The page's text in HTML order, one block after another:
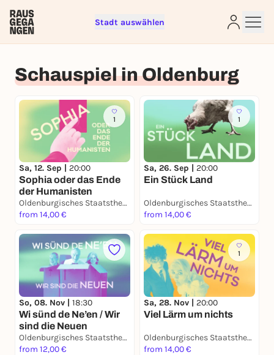
Stadt auswählen
Schauspiel in Oldenburg
1
Sa, 12. Sep | 20:00
Sophia oder das Ende
der Humanisten
Oldenburgisches Staatstheater
from 14,00 €
1
Sa, 26. Sep | 20:00
Ein Stück Land
Oldenburgisches Staatstheater
from 14,00 €
So, 08. Nov | 18:30
Wi sünd de Ne’en / Wir
sind die Neuen
Oldenburgisches Staatstheater
from 12,00 €
1
Sa, 28. Nov | 20:00
Viel Lärm um nichts
Oldenburgisches Staatstheater
from 14,00 €
Sign up for free and get started
To like events, follow pages, or participate in
lotteries, you need a free Rausgegangen account.
REGISTER FOR FREE NOW
You already have an account? Log in now